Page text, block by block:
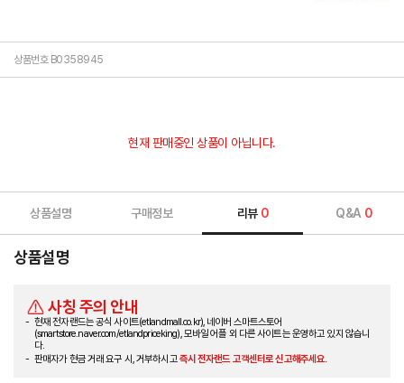
상품번호 B0358945
현재 판매중인 상품이 아닙니다.
상품설명 구매정보 리뷰 0 Q&A 0
상품설명
사칭 주의 안내
현재 전자랜드는 공식 사이트(etlandmall.co.kr), 네이버 스마트스토어
(smartstore.naver.com/etlandpriceking), 모바일 어플 외 다른 사이트는 운영하고 있지 않습니
다.
판매자가 현금 거래 요구 시, 거부하시고즉시 전자랜드 고객센터로 신고해주세요.